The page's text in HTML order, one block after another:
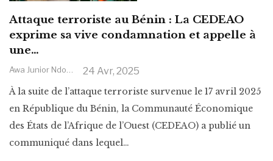
Attaque terroriste au Bénin : La CEDEAO
exprime sa vive condamnation et appelle à
une…
24 Avr, 2025
À la suite de l’attaque terroriste survenue le 17 avril 2025
en République du Bénin, la Communauté Économique
des États de l’Afrique de l’Ouest (CEDEAO) a publié un
communiqué dans lequel…